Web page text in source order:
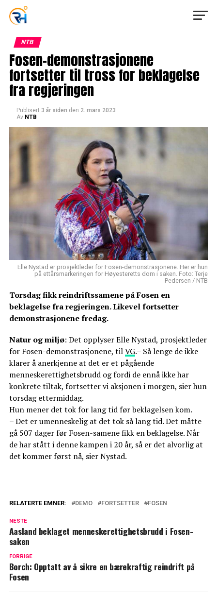
NTB
Fosen-demonstrasjonene
fortsetter til tross for beklagelse
fra regjeringen
Publisert 3 år siden den 2. mars 2023
Av NTB
Elle Nystad er prosjektleder for Fosen-demonstrasjonene. Her er hun
på ettårsmarkeringen for Høyesteretts dom i saken. Foto: Terje
Pedersen / NTB
Torsdag fikk reindriftssamene på Fosen en
beklagelse fra regjeringen. Likevel fortsetter
demonstrasjonene fredag.
Natur og miljø: Det opplyser Elle Nystad, prosjektleder
for Fosen-demonstrasjonene, tilVG.– Så lenge de ikke
klarer å anerkjenne at det er et pågående
menneskerettighetsbrudd og fordi de ennå ikke har
konkrete tiltak, fortsetter vi aksjonen i morgen, sier hun
torsdag ettermiddag.
Hun mener det tok for lang tid før beklagelsen kom.
– Det er umenneskelig at det tok så lang tid. Det måtte
gå 507 dager før Fosen-samene fikk en beklagelse. Når
de har stått i denne kampen i 20 år, så er det alvorlig at
det kommer først nå, sier Nystad.
RELATERTE EMNER: DEMO FORTSETTER FOSEN
NESTE
Aasland beklaget menneskerettighetsbrudd i Fosen-
saken
FORRIGE
Borch: Opptatt av å sikre en bærekraftig reindrift på
Fosen